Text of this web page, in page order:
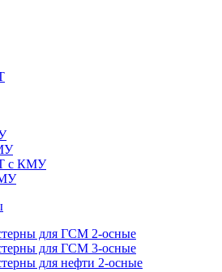
с КМУ
для ГСМ 2-осные
для ГСМ 3-осные
для нефти 2-осные